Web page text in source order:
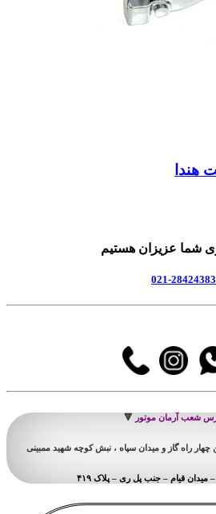
هندا
28424383-021
شعب آرمان موتور 🔻